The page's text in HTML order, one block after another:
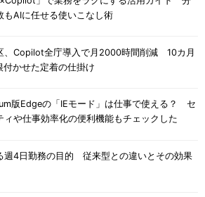
もAIに任せる使いこなし術
、Copilot全庁導入で月2000時間削減 10カ月
付かせた定着の仕掛け
版Edgeの「IEモード」は仕事で使える？ セ
ィや仕事効率化の便利機能もチェックした
週4日勤務の目的 従来型との違いとその効果